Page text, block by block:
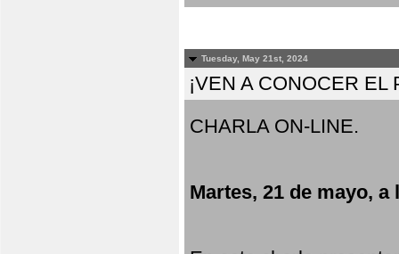
Tuesday, May 21st, 2024
¡VEN A CONOCER
CHARLA ON-LINE.
Martes, 21 de mayo, a